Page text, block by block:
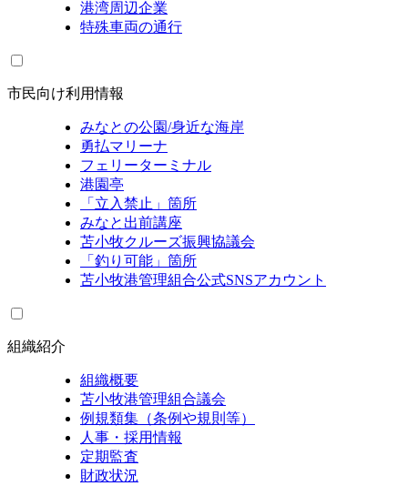
港湾周辺企業
特殊車両の通行
市民向け利用情報
みなとの公園/身近な海岸
勇払マリーナ
フェリーターミナル
港園亭
「立入禁止」箇所
みなと出前講座
苫小牧クルーズ振興協議会
「釣り可能」箇所
苫小牧港管理組合公式SNSアカウント
組織紹介
組織概要
苫小牧港管理組合議会
例規類集（条例や規則等）
人事・採用情報
定期監査
財政状況